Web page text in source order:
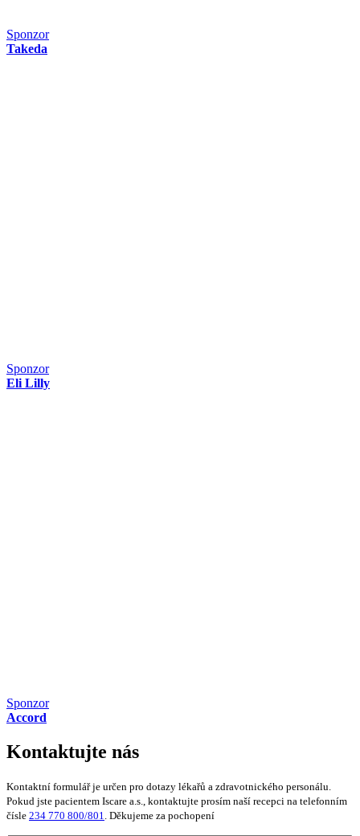
Sponzor
Takeda
Sponzor
Eli Lilly
Sponzor
Accord
Kontaktujte nás
Kontaktní formulář je určen pro dotazy lékařů a zdravotnického personálu.
Pokud jste pacientem Iscare a.s., kontaktujte prosím naší recepci na telefonním
čísle 234 770 800/801. Děkujeme za pochopení